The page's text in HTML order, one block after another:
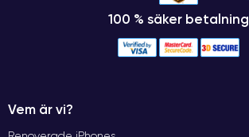
100 % säker betalning
Vem är vi?